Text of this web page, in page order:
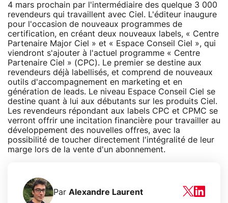
4 mars prochain par l'intermédiaire des quelque 3 000
revendeurs qui travaillent avec Ciel. L'éditeur inaugure
pour l'occasion de nouveaux programmes de
certification, en créant deux nouveaux labels, « Centre
Partenaire Major Ciel » et « Espace Conseil Ciel », qui
viendront s'ajouter à l'actuel programme « Centre
Partenaire Ciel » (CPC). Le premier se destine aux
revendeurs déjà labellisés, et comprend de nouveaux
outils d'accompagnement en marketing et en
génération de leads. Le niveau Espace Conseil Ciel se
destine quant à lui aux débutants sur les produits Ciel.
Les revendeurs répondant aux labels CPC et CPMC se
verront offrir une incitation financière pour travailler au
développement des nouvelles offres, avec la
possibilité de toucher directement l'intégralité de leur
marge lors de la vente d'un abonnement.
Par Alexandre Laurent